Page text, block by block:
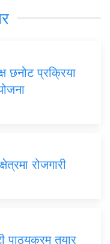
छनोट प्रक्रिया
रोजगारी
पाठ्यक्रम तयार